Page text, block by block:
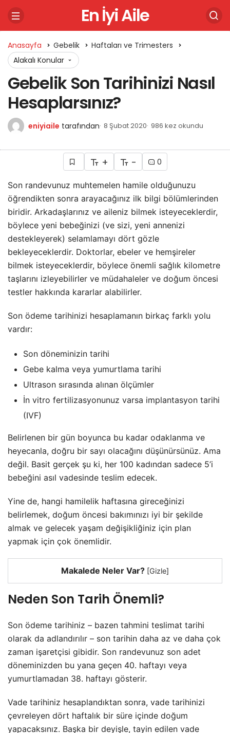
En İyi Aile
Anasayfa Gebelik
Haftaları ve Trimesters
Alakalı Konular
Gebelik Son Tarihinizi Nasıl
Hesaplarsınız?
eniyiaile tarafından 8 Şubat 2020 986 kez okundu
+ - 0
Son randevunuz muhtemelen hamile olduğunuzu
öğrendikten sonra arayacağınız ilk bilgi bölümlerinden
biridir. Arkadaşlarınız ve aileniz bilmek isteyeceklerdir,
böylece yeni bebeğinizi (ve sizi, yeni annenizi
destekleyerek) selamlamayı dört gözle
bekleyeceklerdir. Doktorlar, ebeler ve hemşireler
bilmek isteyeceklerdir, böylece önemli sağlık kilometre
taşlarını izleyebilirler ve müdahaleler ve doğum öncesi
testler hakkında kararlar alabilirler.
Son ödeme tarihinizi hesaplamanın birkaç farklı yolu
vardır:
Son döneminizin tarihi
Gebe kalma veya yumurtlama tarihi
Ultrason sırasında alınan ölçümler
İn vitro fertilizasyonunuz varsa implantasyon tarihi
(IVF)
Belirlenen bir gün boyunca bu kadar odaklanma ve
heyecanla, doğru bir sayı olacağını düşünürsünüz. Ama
değil. Basit gerçek şu ki, her 100 kadından sadece 5’i
bebeğini asıl vadesinde teslim edecek.
Yine de, hangi hamilelik haftasına gireceğinizi
belirlemek, doğum öncesi bakımınızı iyi bir şekilde
almak ve gelecek yaşam değişikliğiniz için plan
yapmak için çok önemlidir.
Makalede Neler Var? [Gizle]
Neden Son Tarih Önemli?
Son ödeme tarihiniz – bazen tahmini teslimat tarihi
olarak da adlandırılır – son tarihin daha az ve daha çok
zaman işaretçisi gibidir. Son randevunuz son adet
döneminizden bu yana geçen 40. haftayı veya
yumurtlamadan 38. haftayı gösterir.
Vade tarihiniz hesaplandıktan sonra, vade tarihinizi
çevreleyen dört haftalık bir süre içinde doğum
yapacaksınız. Başka bir deyişle, tayin edilen vade